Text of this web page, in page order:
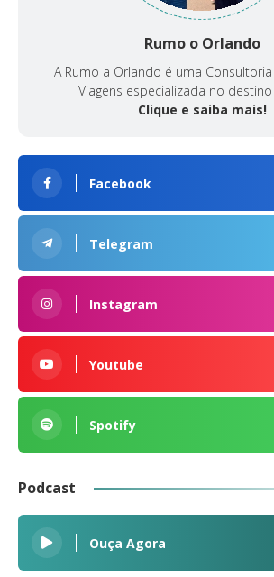
Rumo o Orlando
A Rumo a Orlando é uma
Viagens especializada no
Clique e saiba mais!
Facebook
Telegram
Instagram
Youtube
Spotify
Podcast
Ouça Agora